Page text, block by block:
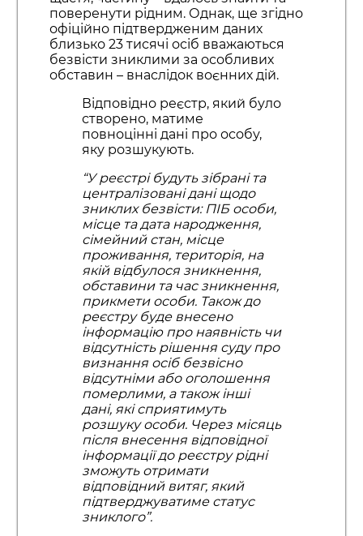
поверенути рідним. Однак, ще згідно
офіційно підтвердженим даних
близько 23 тисячі осіб вважаються
безвісти зниклими за особливих
обставин – внаслідок воєнних дій.
Відповідно реєстр, який було
створено, матиме
повноцінні дані про особу,
яку розшукують.
“У реєстрі будуть зібрані та
централізовані дані щодо
зниклих безвісти: ПІБ особи,
місце та дата народження,
сімейний стан, місце
проживання, територія, на
якій відбулося зникнення,
обставини та час зникнення,
прикмети особи. Також до
реєстру буде внесено
інформацію про наявність чи
відсутність рішення суду про
визнання осіб безвісно
відсутніми або оголошення
померлими, а також інші
дані, які сприятимуть
розшуку особи. Через місяць
після внесення відповідної
інформації до реєстру рідні
зможуть отримати
відповідний витяг, який
підтверджуватиме статус
зниклого”.